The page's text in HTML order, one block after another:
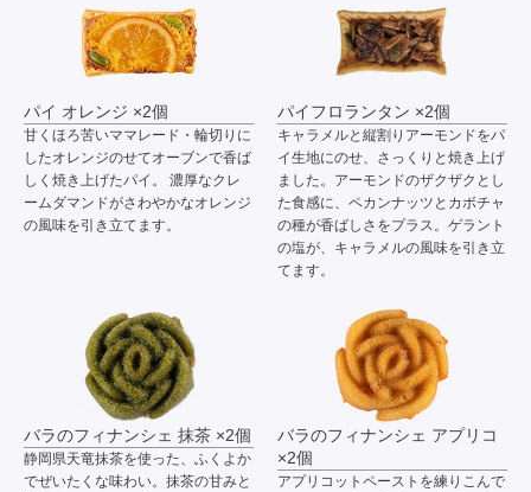
パイ オレンジ ×2個
甘くほろ苦いママレード・輪切りに
したオレンジのせてオーブンで香ば
しく焼き上げたパイ。 濃厚なクレ
ームダマンドがさわやかなオレンジ
の風味を引き立てます。
パイフロランタン ×2個
キャラメルと縦割りアーモンドをパ
イ生地にのせ、さっくりと焼き上げ
ました。アーモンドのザクザクとし
た食感に、ペカンナッツとカボチャ
の種が香ばしさをプラス。ゲラント
の塩が、キャラメルの風味を引き立
てます。
バラのフィナンシェ 抹茶 ×2個
静岡県天竜抹茶を使った、ふくよか
でぜいたくな味わい。抹茶の甘みと
バラのフィナンシェ アプリコ
×2個
アプリコットペーストを練りこんで